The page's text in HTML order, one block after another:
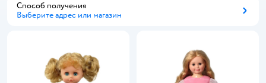
Способ получения
Выберите адрес или магазин